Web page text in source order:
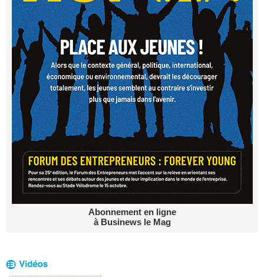
Abonnement en ligne
à Businews le Mag